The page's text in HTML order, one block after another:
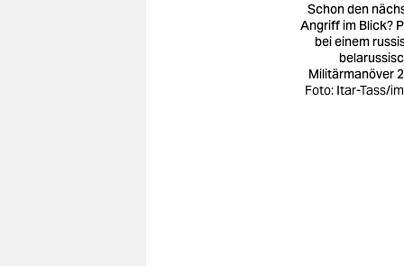
Schon den
Angriff im Blick?
bei einem
Militärmanöver
Foto: Itar-Tass/